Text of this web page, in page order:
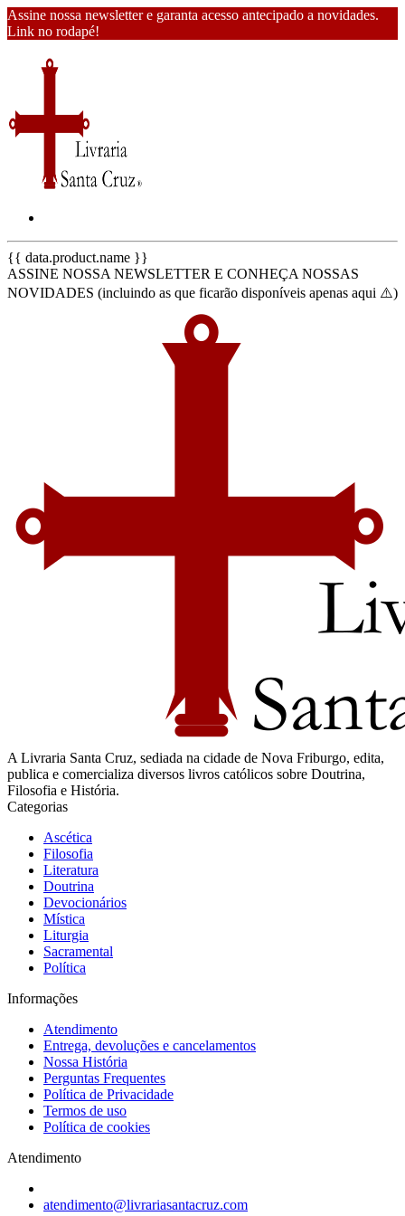
Assine nossa newsletter e garanta acesso antecipado a novidades.
Link no rodapé!
{{ data.product.name }}
ASSINE NOSSA NEWSLETTER E CONHEÇA NOSSAS
NOVIDADES (incluindo as que ficarão disponíveis apenas aqui ⚠️)
A Livraria Santa Cruz, sediada na cidade de Nova Friburgo, edita,
publica e comercializa diversos livros católicos sobre Doutrina,
Filosofia e História.
Categorias
Ascética
Filosofia
Literatura
Doutrina
Devocionários
Mística
Liturgia
Sacramental
Política
Informações
Atendimento
Entrega, devoluções e cancelamentos
Nossa História
Perguntas Frequentes
Política de Privacidade
Termos de uso
Política de cookies
Atendimento
atendimento@livrariasantacruz.com